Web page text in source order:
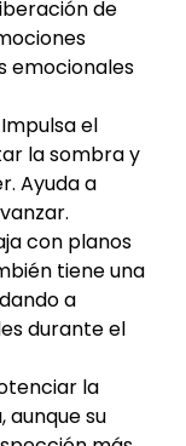
de
emocionales
el
la sombra y
Ayuda a
con planos
tiene una
a
durante el
la
aunque su